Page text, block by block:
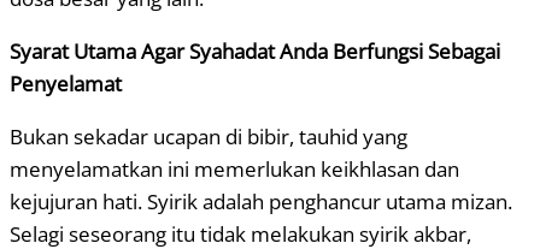
Syarat Utama Agar Syahadat Anda Berfungsi Sebagai
Penyelamat
Bukan sekadar ucapan di bibir, tauhid yang
menyelamatkan ini memerlukan keikhlasan dan
kejujuran hati. Syirik adalah penghancur utama mizan.
Selagi seseorang itu tidak melakukan syirik akbar,